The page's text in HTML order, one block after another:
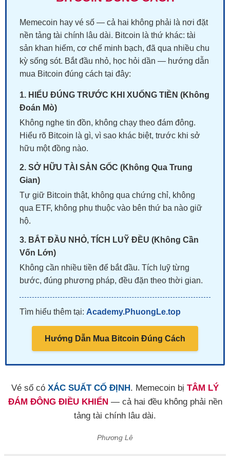
Memecoin hay vé số — cả hai không phải là nơi đặt
nền tảng tài chính lâu dài. Bitcoin là thứ khác: tài
sản khan hiếm, cơ chế minh bạch, đã qua nhiều chu
kỳ sống sót. Bắt đầu nhỏ, học hỏi dần — hướng dẫn
mua Bitcoin đúng cách tại đây:
1. HIỂU ĐÚNG TRƯỚC KHI XUỐNG TIỀN (Không
Đoán Mò)
Không nghe tin đồn, không chạy theo đám đông.
Hiểu rõ Bitcoin là gì, vì sao khác biệt, trước khi sở
hữu một đồng nào.
2. SỞ HỮU TÀI SẢN GỐC (Không Qua Trung
Gian)
Tự giữ Bitcoin thật, không qua chứng chỉ, không
qua ETF, không phụ thuộc vào bên thứ ba nào giữ
hộ.
3. BẮT ĐẦU NHỎ, TÍCH LUỸ ĐỀU (Không Cần
Vốn Lớn)
Không cần nhiều tiền để bắt đầu. Tích luỹ từng
bước, đúng phương pháp, đều đặn theo thời gian.
Tìm hiểu thêm tại: Academy.PhuongLe.top
Hướng Dẫn Mua Bitcoin Đúng Cách
Vé số có XÁC SUẤT CỐ ĐỊNH. Memecoin bị TÂM LÝ
ĐÁM ĐÔNG ĐIỀU KHIỂN— cả hai đều không phải nền
tảng tài chính lâu dài.
Phương Lê